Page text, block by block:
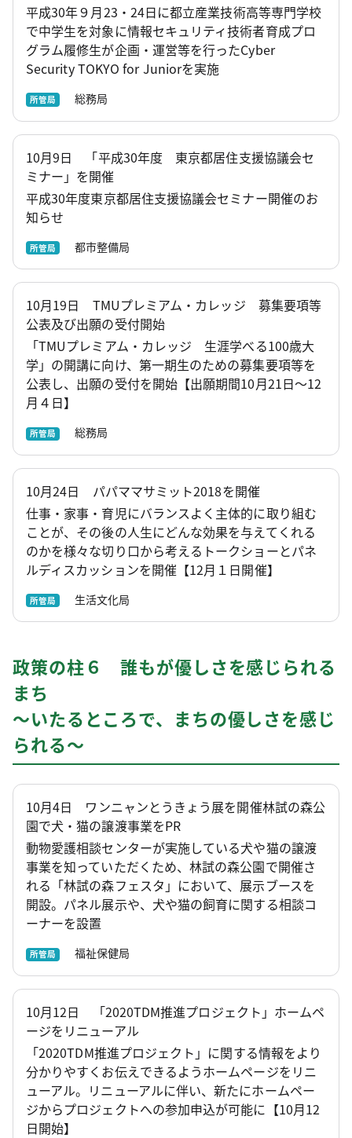
平成30年９月23・24日に都立産業技術高等専門学校
で中学生を対象に情報セキュリティ技術者育成プロ
グラム履修生が企画・運営等を行ったCyber
Security TOKYO for Juniorを実施
所管局 総務局
10月9日 「平成30年度 東京都居住支援協議会セ
ミナー」を開催
平成30年度東京都居住支援協議会セミナー開催のお
知らせ
所管局 都市整備局
10月19日 TMUプレミアム・カレッジ 募集要項等
公表及び出願の受付開始
「TMUプレミアム・カレッジ 生涯学べる100歳大
学」の開講に向け、第一期生のための募集要項等を
公表し、出願の受付を開始【出願期間10月21日～12
月４日】
所管局 総務局
10月24日 パパママサミット2018を開催
仕事・家事・育児にバランスよく主体的に取り組む
ことが、その後の人生にどんな効果を与えてくれる
のかを様々な切り口から考えるトークショーとパネ
ルディスカッションを開催【12月１日開催】
所管局 生活文化局
政策の柱６ 誰もが優しさを感じられる
まち
～いたるところで、まちの優しさを感じ
られる～
10月4日 ワンニャンとうきょう展を開催林試の森公
園で犬・猫の譲渡事業をPR
動物愛護相談センターが実施している犬や猫の譲渡
事業を知っていただくため、林試の森公園で開催さ
れる「林試の森フェスタ」において、展示ブースを
開設。パネル展示や、犬や猫の飼育に関する相談コ
ーナーを設置
所管局 福祉保健局
10月12日 「2020TDM推進プロジェクト」ホームペ
ージをリニューアル
「2020TDM推進プロジェクト」に関する情報をより
分かりやすくお伝えできるようホームページをリニ
ューアル。リニューアルに伴い、新たにホームペー
ジからプロジェクトへの参加申込が可能に【10月12
日開始】